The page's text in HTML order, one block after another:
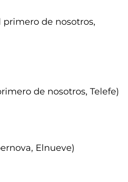
primero de nosotros,
de nosotros, Telefe)
Elnueve)